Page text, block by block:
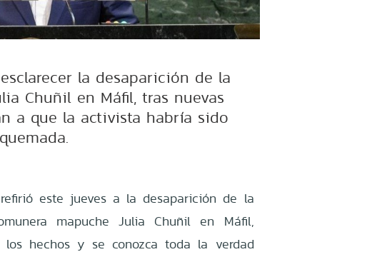
la desaparición de la
Chuñil en Máfil, tras nuevas
a que la activista habría sido
quemada.
este jueves a la desaparición de la
mapuche Julia Chuñil en Máfil,
los hechos y se conozca toda la verdad